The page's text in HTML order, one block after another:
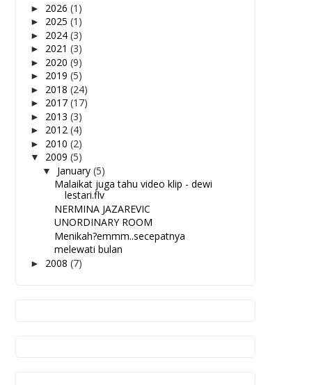
► 2026 (1)
► 2025 (1)
► 2024 (3)
► 2021 (3)
► 2020 (9)
► 2019 (5)
► 2018 (24)
► 2017 (17)
► 2013 (3)
► 2012 (4)
► 2010 (2)
▼ 2009 (5)
▼ January (5)
Malaikat juga tahu video klip - dewi
lestari.flv
NERMINA JAZAREVIC
UNORDINARY ROOM
Menikah?emmm..secepatnya
melewati bulan
► 2008 (7)